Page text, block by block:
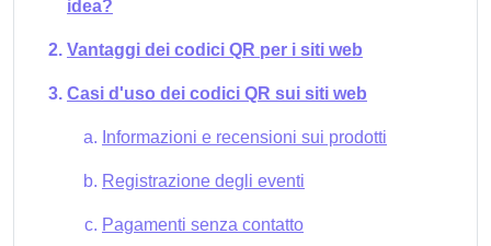
idea?
Vantaggi dei codici QR per i siti web
Casi d'uso dei codici QR sui siti web
Informazioni e recensioni sui prodotti
Registrazione degli eventi
Pagamenti senza contatto